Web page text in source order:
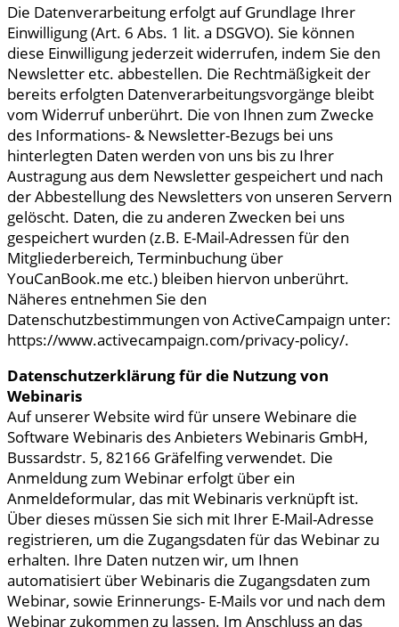
Die Datenverarbeitung erfolgt auf Grundlage Ihrer
Einwilligung (Art. 6 Abs. 1 lit. a DSGVO). Sie können
diese Einwilligung jederzeit widerrufen, indem Sie den
Newsletter etc. abbestellen. Die Rechtmäßigkeit der
bereits erfolgten Datenverarbeitungsvorgänge bleibt
vom Widerruf unberührt. Die von Ihnen zum Zwecke
des Informations- & Newsletter-Bezugs bei uns
hinterlegten Daten werden von uns bis zu Ihrer
Austragung aus dem Newsletter gespeichert und nach
der Abbestellung des Newsletters von unseren Servern
gelöscht. Daten, die zu anderen Zwecken bei uns
gespeichert wurden (z.B. E-Mail-Adressen für den
Mitgliederbereich, Terminbuchung über
YouCanBook.me etc.) bleiben hiervon unberührt.
Näheres entnehmen Sie den
Datenschutzbestimmungen von ActiveCampaign unter:
https://www.activecampaign.com/privacy-policy/.
Datenschutzerklärung für die Nutzung von
Webinaris
Auf unserer Website wird für unsere Webinare die
Software Webinaris des Anbieters Webinaris GmbH,
Bussardstr. 5, 82166 Gräfelfing verwendet. Die
Anmeldung zum Webinar erfolgt über ein
Anmeldeformular, das mit Webinaris verknüpft ist.
Über dieses müssen Sie sich mit Ihrer E-Mail-Adresse
registrieren, um die Zugangsdaten für das Webinar zu
erhalten. Ihre Daten nutzen wir, um Ihnen
automatisiert über Webinaris die Zugangsdaten zum
Webinar, sowie Erinnerungs- E-Mails vor und nach dem
Webinar zukommen zu lassen. Im Anschluss an das